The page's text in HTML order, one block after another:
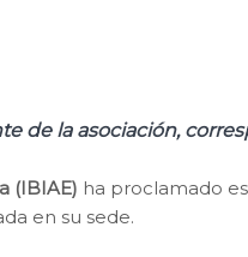
de la asociación,
(IBIAE) ha proclamado
en su sede.